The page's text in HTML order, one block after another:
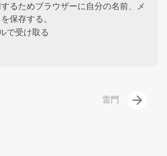
るためブラウザーに自分の名前、メ
保存する。
で受け取る
雷門 arrow_forward